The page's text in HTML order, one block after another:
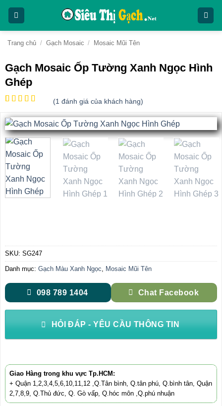
nội
dungTrang chủ / Gạch Mosaic / Mosaic Mũi Tên
Gạch Mosaic Ốp Tường Xanh Ngọc Hình
Ghép
trên 5
dựa trên
đánh giá
(1 đánh giá của khách hàng)
SKU: SG247
Danh mục: Gạch Màu Xanh Ngọc Mosaic Mũi Tên
098 789 1404 Chat Facebook
HỎI ĐÁP - YÊU CẦU THÔNG TIN
Giao Hàng trong khu vực Tp.HCM:
+ Quận 1,2,3,4,5,6,10,11,12 ,Q.Tân bình, Q.tân phú, Q.bình tân, Quận
2,7,8,9, Q.Thủ đức, Q. Gò vấp, Q.hóc môn ,Q.phú nhuận